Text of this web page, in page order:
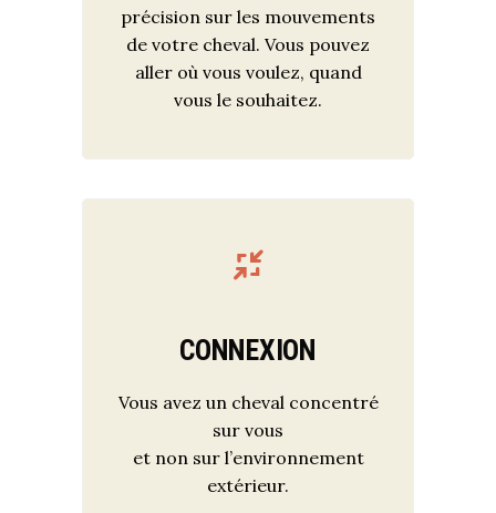
précision sur les mouvements
de votre cheval. Vous pouvez
aller où vous voulez, quand
vous le souhaitez.
CONNEXION
Vous avez un cheval concentré
sur vous
et non sur l’environnement
extérieur.